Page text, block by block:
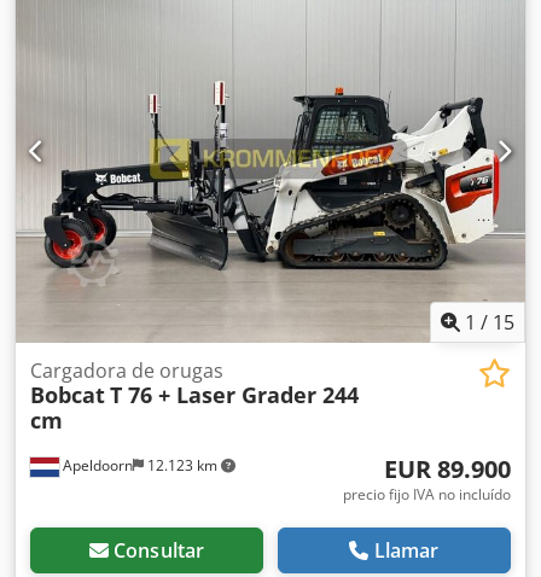
muy bueno = Otras opciones y equipamiento = - 3er
circuito hidráulico - Faros de trabajo - Orugas de goma -
Alto caudal - Acoplador rápido hidráulico - Radio =
Observaciones = Tren motriz Normativa / Nivel: Stage IV /
Tier IV final General País de fabricación: EE.UU. Estado Tipo
CE: CE Hidráulica auxiliar de alto caudal, 2 velocidades de
traslación, suspensión del tren de rodaje, focos de trabajo
adicionales, acoplador rápido hidráulico, radio, asiento
neumático, pintura original.
1 / 15
Apeldoorn 12.123 km
Cargadora de orugas
BobcatT 76 + Laser Grader 244
cm
EUR 89.900
precio fijo IVA no incluído
Consultar Llamar